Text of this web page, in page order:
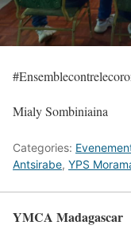
Mialy Sombiniaina
Categories:
Antsirabe, YPS
YMCA Madagascar